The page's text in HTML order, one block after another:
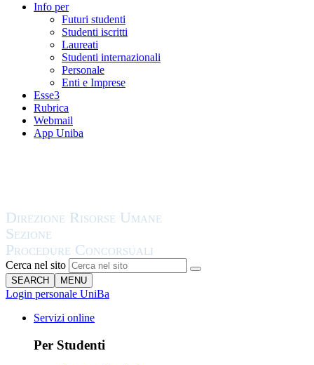
Info per
Futuri studenti
Studenti iscritti
Laureati
Studenti internazionali
Personale
Enti e Imprese
Esse3
Rubrica
Webmail
App Uniba
Cerca nel sito
SEARCH MENU
Login personale UniBa
Servizi online
Per Studenti